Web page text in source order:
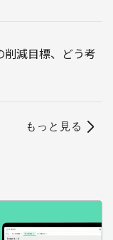
削減目標、どう考
もっと見る